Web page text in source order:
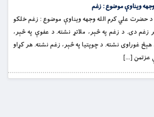
ویناوې موضوع : زغم
د حضرت علي کرم الله وجهه ویناوې موضوع : زغم خلکو
زغم دی. د زغم په څېر، ملاتړ نشته. د عفوې په څېر،
غوراوی نشته. د چوپتیا په څېر، زغم نشته. هر کړاو
عزتمن […]